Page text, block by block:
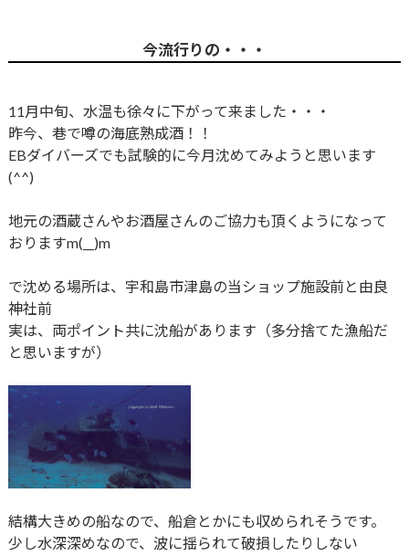
今流行りの・・・
11月中旬、水温も徐々に下がって来ました・・・
昨今、巷で噂の海底熟成酒！！
EBダイバーズでも試験的に今月沈めてみようと思います
(^^)
地元の酒蔵さんやお酒屋さんのご協力も頂くようになって
おりますm(__)m
で沈める場所は、宇和島市津島の当ショップ施設前と由良
神社前
実は、両ポイント共に沈船があります（多分捨てた漁船だ
と思いますが）
結構大きめの船なので、船倉とかにも収められそうです。
少し水深深めなので、波に揺られて破損したりしない